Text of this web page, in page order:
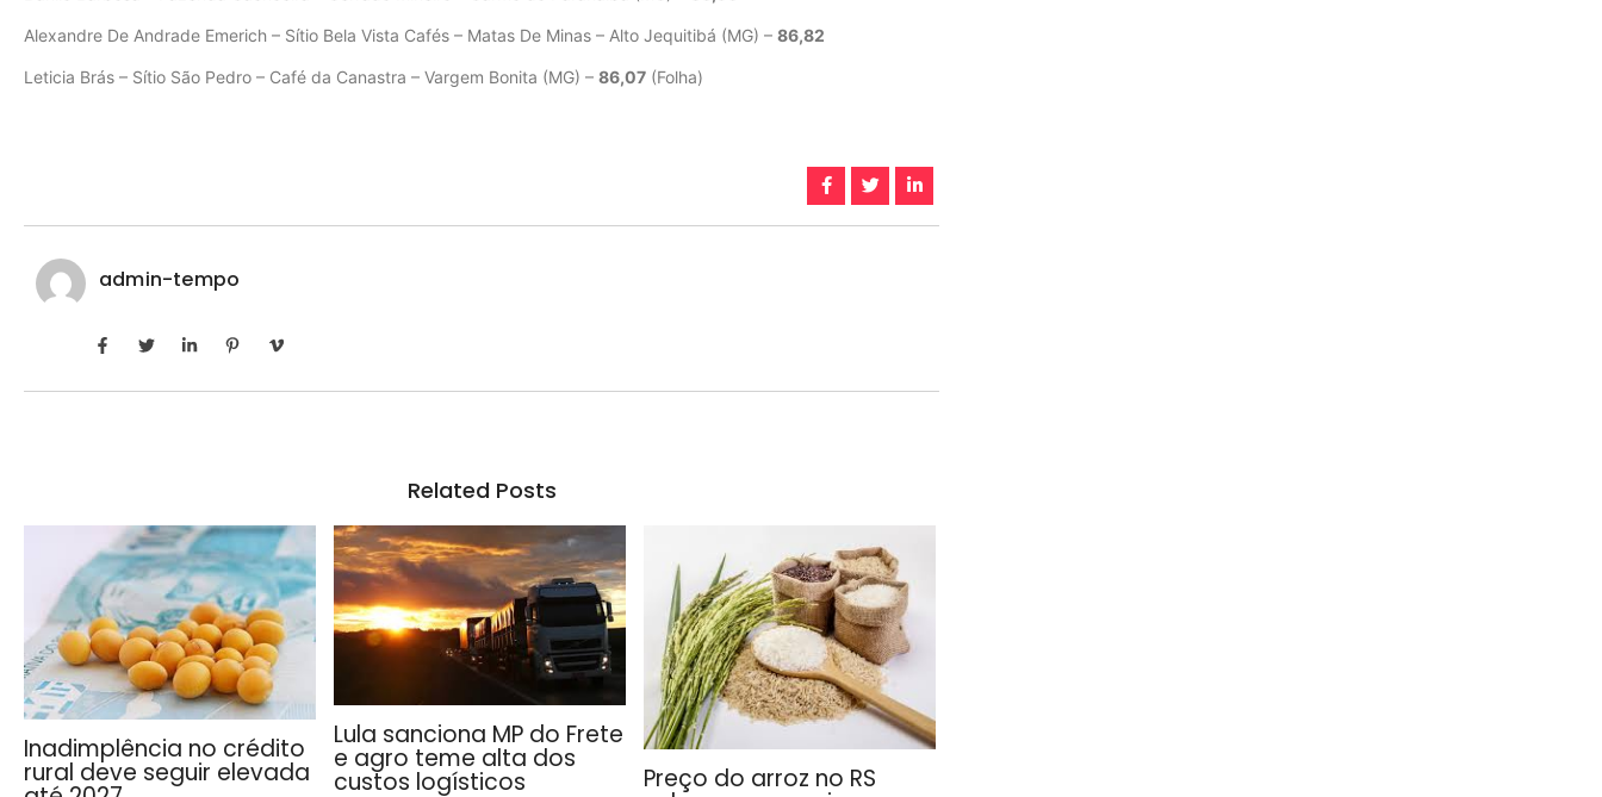
Alexandre De Andrade Emerich – Sítio Bela Vista Cafés – Matas De Minas – Alto Jequitibá (MG) – 86,82
Leticia Brás – Sítio São Pedro – Café da Canastra – Vargem Bonita (MG) – 86,07 (Folha)
admin-tempo
Related Posts
Inadimplência no crédito
rural deve seguir elevada
Lula sanciona MP do Frete
e agro teme alta dos
custos logísticos Preço do arroz no RS